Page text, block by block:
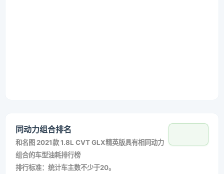
同动力组合排名
和名图 2021款 1.8L CVT GLX精英版具有相同动力
组合的车型油耗排行榜
排行标准：统计车主数不少于20。